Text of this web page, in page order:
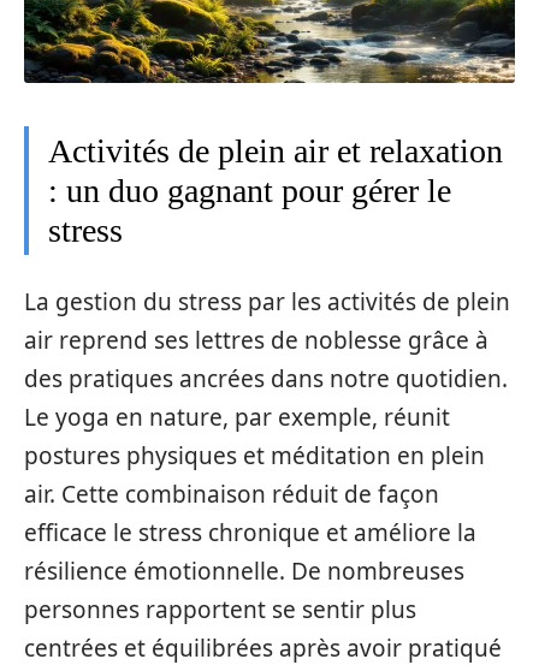
Activités de plein air et relaxation
: un duo gagnant pour gérer le
stress
La gestion du stress par les activités de plein
air reprend ses lettres de noblesse grâce à
des pratiques ancrées dans notre quotidien.
Le yoga en nature, par exemple, réunit
postures physiques et méditation en plein
air. Cette combinaison réduit de façon
efficace le stress chronique et améliore la
résilience émotionnelle. De nombreuses
personnes rapportent se sentir plus
centrées et équilibrées après avoir pratiqué